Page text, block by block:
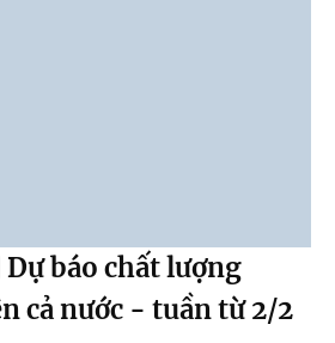
báo chất lượng
cả nước - tuần từ 2/2